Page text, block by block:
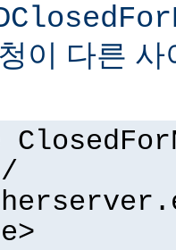
이 다른